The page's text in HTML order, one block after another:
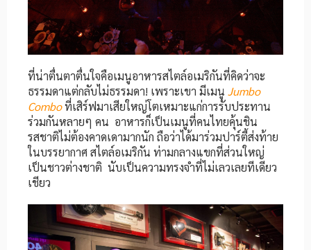
ที่น่าตื่นตาตื่นใจคือเมนูอาหารสไตล์อเมริกันที่คิดว่าจะ
ธรรมดาแต่กลับไม่ธรรมดา! เพราะเขา มีเมนู Jumbo
Comboที่เสิร์ฟมาเสียใหญ่โตเหมาะแก่การรับประทาน
ร่วมกันหลายๆ คน อาหารก็เป็นเมนูที่คนไทยคุ้นชิน
รสชาติไม่ต้องคาดเดามากนัก ถือว่าได้มาร่วมปาร์ตี้ส่งท้าย
ในบรรยากาศ สไตล์อเมริกัน ท่ามกลางแขกที่ส่วนใหญ่
เป็นชาวต่างชาติ นับเป็นความทรงจำที่ไม่เลวเลยทีเดียว
เชียว